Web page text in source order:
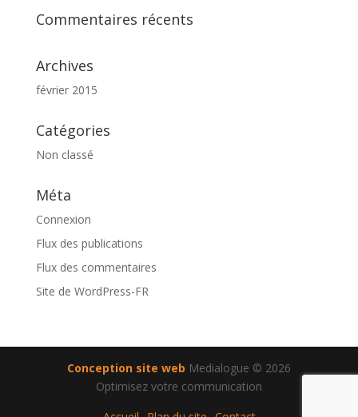
Commentaires récents
Archives
février 2015
Catégories
Non classé
Méta
Connexion
Flux des publications
Flux des commentaires
Site de WordPress-FR
Conception site web Medialogue © 2026
Optimisez votre communication